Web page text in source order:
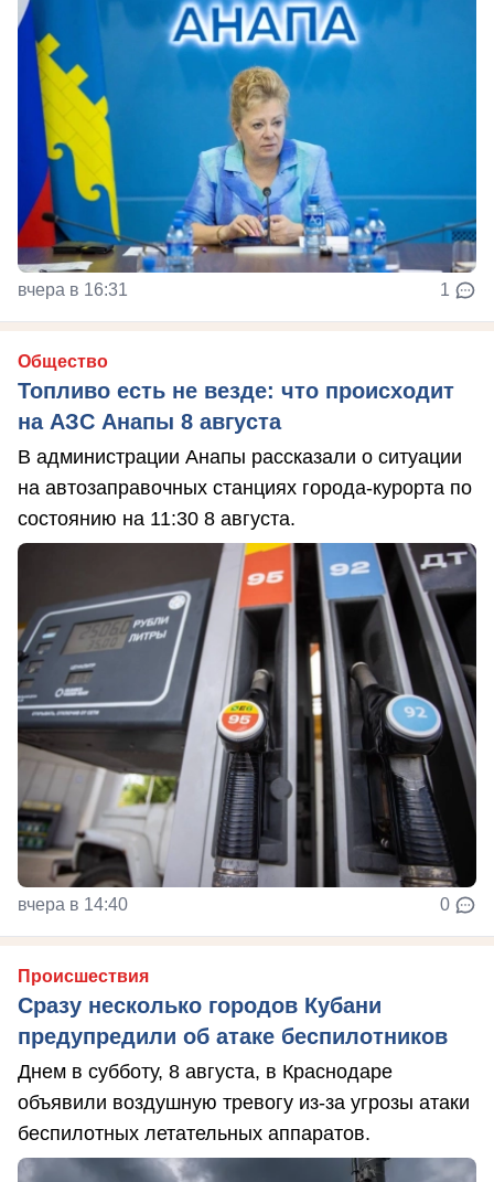
вчера в 16:31 1
Общество
Топливо есть не везде: что происходит
на АЗС Анапы 8 августа
В администрации Анапы рассказали о ситуации
на автозаправочных станциях города-курорта по
состоянию на 11:30 8 августа.
вчера в 14:40 0
Происшествия
Сразу несколько городов Кубани
предупредили об атаке беспилотников
Днем в субботу, 8 августа, в Краснодаре
объявили воздушную тревогу из-за угрозы атаки
беспилотных летательных аппаратов.